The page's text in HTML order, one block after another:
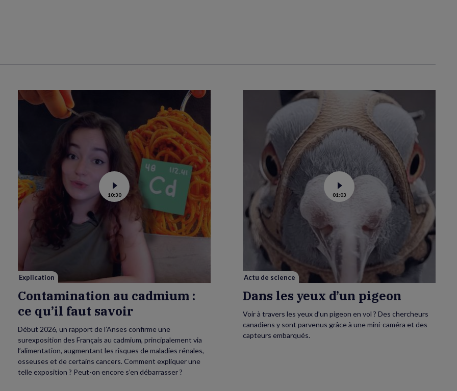
Voir
la
vidéo
au
cadmium :
ce
10:30
Explication
Contamination au cadmium :
ce qu’il faut savoir
Début 2026, un rapport de l’Anses confirme une
surexposition des Français au cadmium, principalement via
l’alimentation, augmentant les risques de maladies rénales,
osseuses et de certains cancers. Comment expliquer une
telle exposition ? Peut-on encore s’en débarrasser ?
Voir
la
vidéo
01:03
Actu de science
Dans les yeux d’un pigeon
Voir à travers les yeux d’un pigeon en vol ? Des chercheurs
canadiens y sont parvenus grâce à une mini-caméra et des
capteurs embarqués.